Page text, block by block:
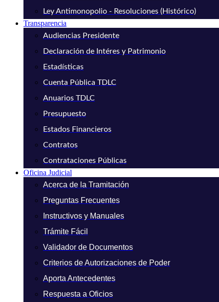
Ley Antimonopolio - Resoluciones (Histórico)
Transparencia
Audiencias Presidente
Declaración de Intéres y Patrimonio
Estadísticas
Cuenta Pública TDLC
Anuarios TDLC
Presupuesto
Estados Financieros
Contratos
Contrataciones Públicas
Oficina Judicial
Acerca de la Tramitación
Preguntas Frecuentes
Instructivos y Manuales
Trámite Fácil
Validador de Documentos
Criterios de Autorizaciones de Poder
Aporta Antecedentes
Respuesta a Oficios